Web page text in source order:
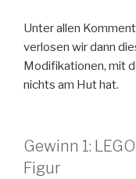
Unter allen
verlosen wir dann
Modifikationen, mit
nichts am Hut hat.
Gewinn 1:
Figur